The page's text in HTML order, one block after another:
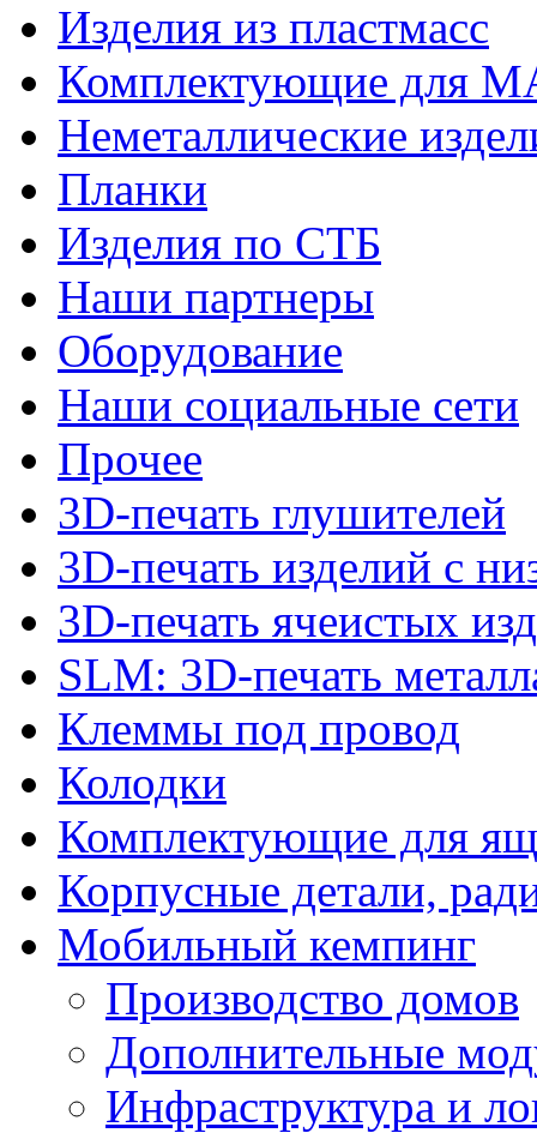
Изделия из пластмасс
Комплектующие для
Неметаллические
Планки
Изделия по СТБ
Наши партнеры
Оборудование
Наши социальные сети
Прочее
3D-печать глушителей
3D-печать изделий с
3D-печать ячеистых
SLM: 3D-печать
Клеммы под провод
Колодки
Комплектующие для
Корпусные детали,
Мобильный кемпинг
Производство домов
Дополнительные
Инфраструктура и